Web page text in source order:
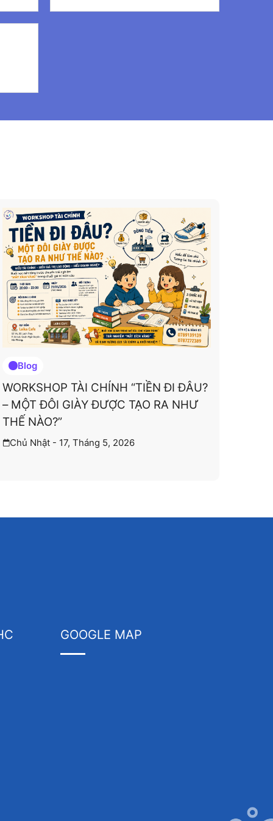
Blog
WORKSHOP TÀI CHÍNH “TIỀN ĐI ĐÂU?
– MỘT ĐÔI GIÀY ĐƯỢC TẠO RA NHƯ
THẾ NÀO?”
Chủ Nhật - 17, Tháng 5, 2026
GOOGLE MAP